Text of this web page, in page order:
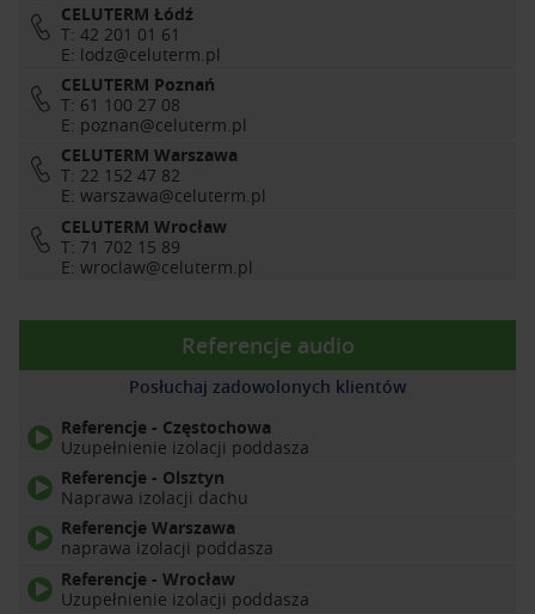
CELUTERM Łódź
T: 42 201 01 61
E: lodz@celuterm.pl
CELUTERM Poznań
T: 61 100 27 08
E: poznan@celuterm.pl
CELUTERM Warszawa
T: 22 152 47 82
E: warszawa@celuterm.pl
CELUTERM Wrocław
T: 71 702 15 89
E: wroclaw@celuterm.pl
Referencje audio
Posłuchaj zadowolonych klientów
Referencje - Częstochowa
Uzupełnienie izolacji poddasza
Referencje - Olsztyn
Naprawa izolacji dachu
Referencje Warszawa
naprawa izolacji poddasza
Referencje - Wrocław
Uzupełnienie izolacji poddasza